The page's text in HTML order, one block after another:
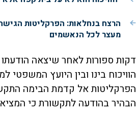
הרצח בנחלאות: הפרקליטות
מעצר לכל הנאשמים
דקות ספורות לאחר שיצאה
הוויכוח בינו ובין היועץ
הפרקליטות אל קדמת הבימה
הבהיר בהודעה לתקשורת כי